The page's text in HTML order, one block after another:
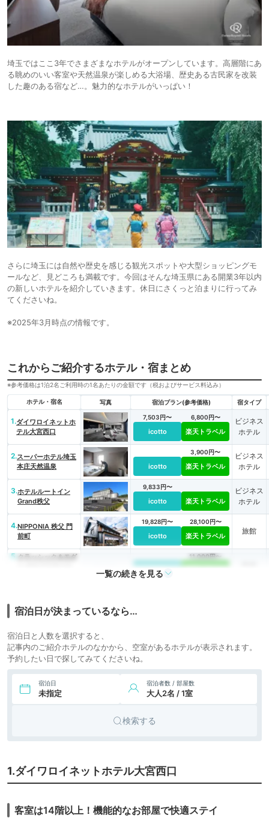
埼玉ではここ3年でさまざまなホテルがオープンしています。高層階にあ
る眺めのいい客室や天然温泉が楽しめる大浴場、歴史ある古民家を改装
した趣のある宿など…。魅力的なホテルがいっぱい！
さらに埼玉には自然や歴史を感じる観光スポットや大型ショッピングモ
ールなど、見どころも満載です。今回はそんな埼玉県にある開業3年以内
の新しいホテルを紹介していきます。休日にさくっと泊まりに行ってみ
てくださいね。
※2025年3月時点の情報です。
これからご紹介するホテル・宿まとめ
※参考価格は1泊2名ご利用時の1名あたりの金額です（税およびサービス料込み）
ホテル・宿名 写真 宿泊プラン(参考価格) 宿タイプ
1.ダイワロイネットホ
テル大宮西口
7,503円〜
icotto
6,800円〜
楽天トラベル
ビジネス
ホテル
2.スーパーホテル埼玉
本庄天然温泉
icotto
3,900円〜
楽天トラベル
ビジネス
ホテル
3.ホテルルートイン
Grand秩父
9,833円〜
icotto 楽天トラベル
ビジネス
ホテル
4.NIPPONIA 秩父 門
前町
19,828円〜
icotto
28,100円〜
楽天トラベル
旅館
5. クラッシック＆モダ
icotto
11,000円〜
一覧の続きを見る
宿泊日が決まっているなら…
宿泊日と人数を選択すると、
記事内のご紹介ホテルのなかから、空室があるホテルが表示されます。
予約したい日で探してみてくださいね。
宿泊日
未指定
宿泊者数 / 部屋数
大人2名 / 1室
検索する
1.ダイワロイネットホテル大宮西口
客室は14階以上！機能的なお部屋で快適ステイ